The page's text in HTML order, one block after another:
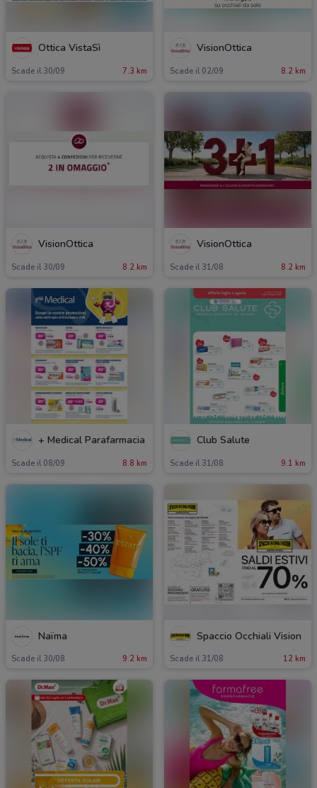
Ottica VistaSì
Scade il 30/09 7.3 km
VisionOttica
Scade il 02/09 8.2 km
VisionOttica
Scade il 30/09 8.2 km
VisionOttica
Scade il 31/08 8.2 km
+ Medical Parafarmacia
Scade il 08/09 8.8 km
Club Salute
Scade il 31/08 9.1 km
Naïma
Scade il 30/08 9.2 km
Spaccio Occhiali Vision
Scade il 31/08 12 km